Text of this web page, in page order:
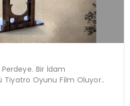
Perdeye. Bir İdam
Tiyatro Oyunu Film Oluyor..